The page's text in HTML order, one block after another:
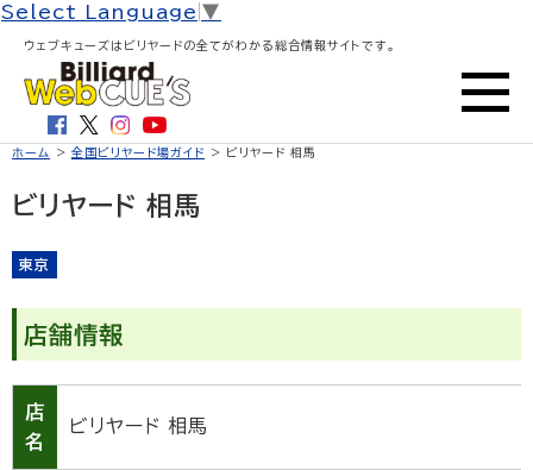
Select Language ▼
ウェブキューズはビリヤードの全てがわかる総合情報サイトです。
ホーム > 全国ビリヤード場ガイド > ビリヤード 相馬
ビリヤード 相馬
東京
店舗情報
店
名
ビリヤード 相馬